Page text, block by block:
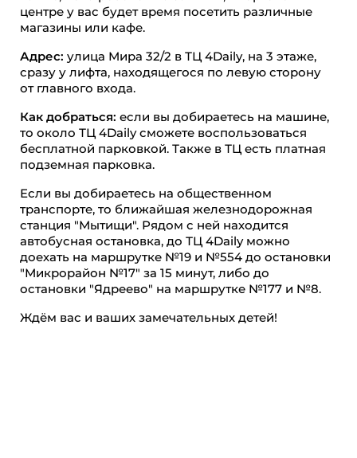
центре у вас будет время посетить различные
магазины или кафе.
Адрес: улица Мира 32/2 в ТЦ 4Daily, на 3 этаже,
сразу у лифта, находящегося по левую сторону
от главного входа.
Как добраться: если вы добираетесь на машине,
то около ТЦ 4Daily сможете воспользоваться
бесплатной парковкой. Также в ТЦ есть платная
подземная парковка.
Если вы добираетесь на общественном
транспорте, то ближайшая железнодорожная
станция "Мытищи". Рядом с ней находится
автобусная остановка, до ТЦ 4Daily можно
доехать на маршрутке №19 и №554 до остановки
"Микрорайон №17" за 15 минут, либо до
остановки "Ядреево" на маршрутке №177 и №8.
Ждём вас и ваших замечательных детей!